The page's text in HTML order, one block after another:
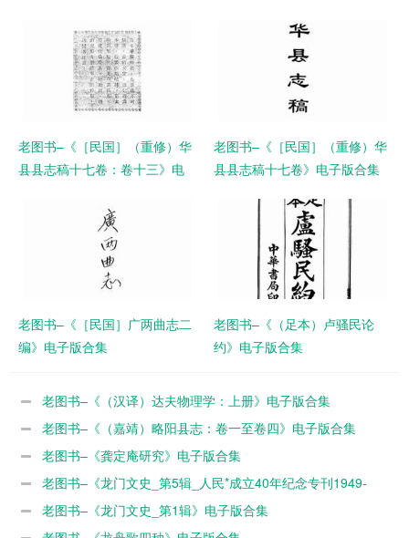
老图书–《［民国］（重修）华
县县志稿十七卷：卷十三》电
老图书–《［民国］（重修）华
县县志稿十七卷》电子版合集
老图书–《［民国］广两曲志二
编》电子版合集
老图书–《（足本）卢骚民论
约》电子版合集
老图书–《（汉译）达夫物理学：上册》电子版合集
老图书–《（嘉靖）略阳县志：卷一至卷四》电子版合集
老图书–《龚定庵研究》电子版合集
老图书–《龙门文史_第5辑_人民*成立40年纪念专刊1949-
1989》电子版合集
老图书–《龙门文史_第1辑》电子版合集